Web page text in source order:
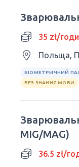
35 zł/
Польща,
БІОМЕТРИЧНИЙ
БЕЗ ЗНАННЯ МОВИ
MIG/MAG)
36.5 zł/